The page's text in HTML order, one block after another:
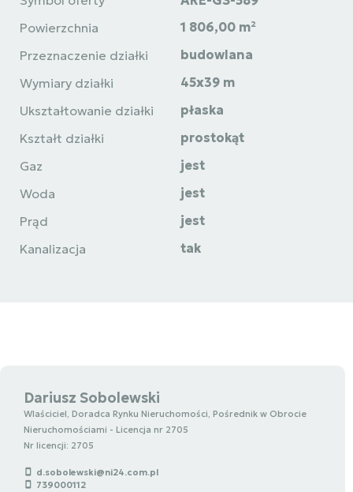
Powierzchnia
1 806,00 m²
Przeznaczenie działki
budowlana
Wymiary działki
45x39 m
Ukształtowanie działki
płaska
Kształt działki
prostokąt
Gaz
jest
Woda
jest
Prąd
jest
Kanalizacja
tak
Dariusz Sobolewski
Wlaściciel, Doradca Rynku Nieruchomości, Pośrednik w Obrocie
Nieruchomościami - Licencja nr 2705
Nr licencji: 2705
d.sobolewski@ni24.com.pl
739000112